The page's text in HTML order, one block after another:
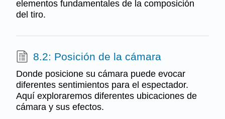
elementos fundamentales de la composición
del tiro.
8.2: Posición de la cámara
Donde posicione su cámara puede evocar
diferentes sentimientos para el espectador.
Aquí exploraremos diferentes ubicaciones de
cámara y sus efectos.